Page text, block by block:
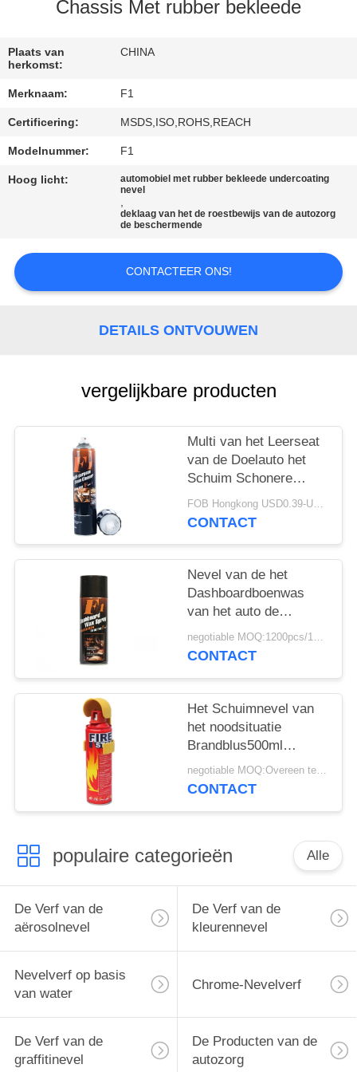
EEN
CITAAT
PRIVACY
POLICY
Chassis Met rubber bekleede
Plaats van
herkomst:
CHINA
Merknaam: F1
Certificering: MSDS,ISO,ROHS,REACH
Modelnummer: F1
Hoog licht:
automobiel met rubber bekleede undercoating
nevel
,
deklaag van het de roestbewijs van de autozorg
de beschermende
CONTACTEER ONS!
DETAILS ONTVOUWEN
vergelijkbare producten
Multi van het Leerseat
van de Doelauto het
Schuim Schonere
Nevel
FOB Hongkong USD0.39-USD0.59 per piece MOQ:12000pcs/500ctns
CONTACT
Nevel van de het
Dashboardboenwas
van het auto de
Binnenlandse Aërosol negotiable MOQ:1200pcs/100ctns voor elke kleur
CONTACT
Het Schuimnevel van
het noodsituatie
Brandblus500ml
Aërosol
negotiable MOQ:Overeen te komen
CONTACT
populaire categorieën Alle
De Verf van de
aërosolnevel
De Verf van de
kleurennevel
Nevelverf op basis
van water
Chrome-Nevelverf
De Verf van de
graffitinevel
De Producten van de
autozorg